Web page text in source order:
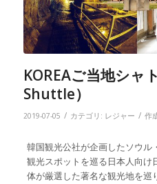
KOREAご当地シャ
Shuttle）
2019-07-05 / カテゴリ: レジャー / 作
韓国観光公社が企画したソウル
観光スポットを巡る日本人向け
体が厳選した著名な観光地を巡